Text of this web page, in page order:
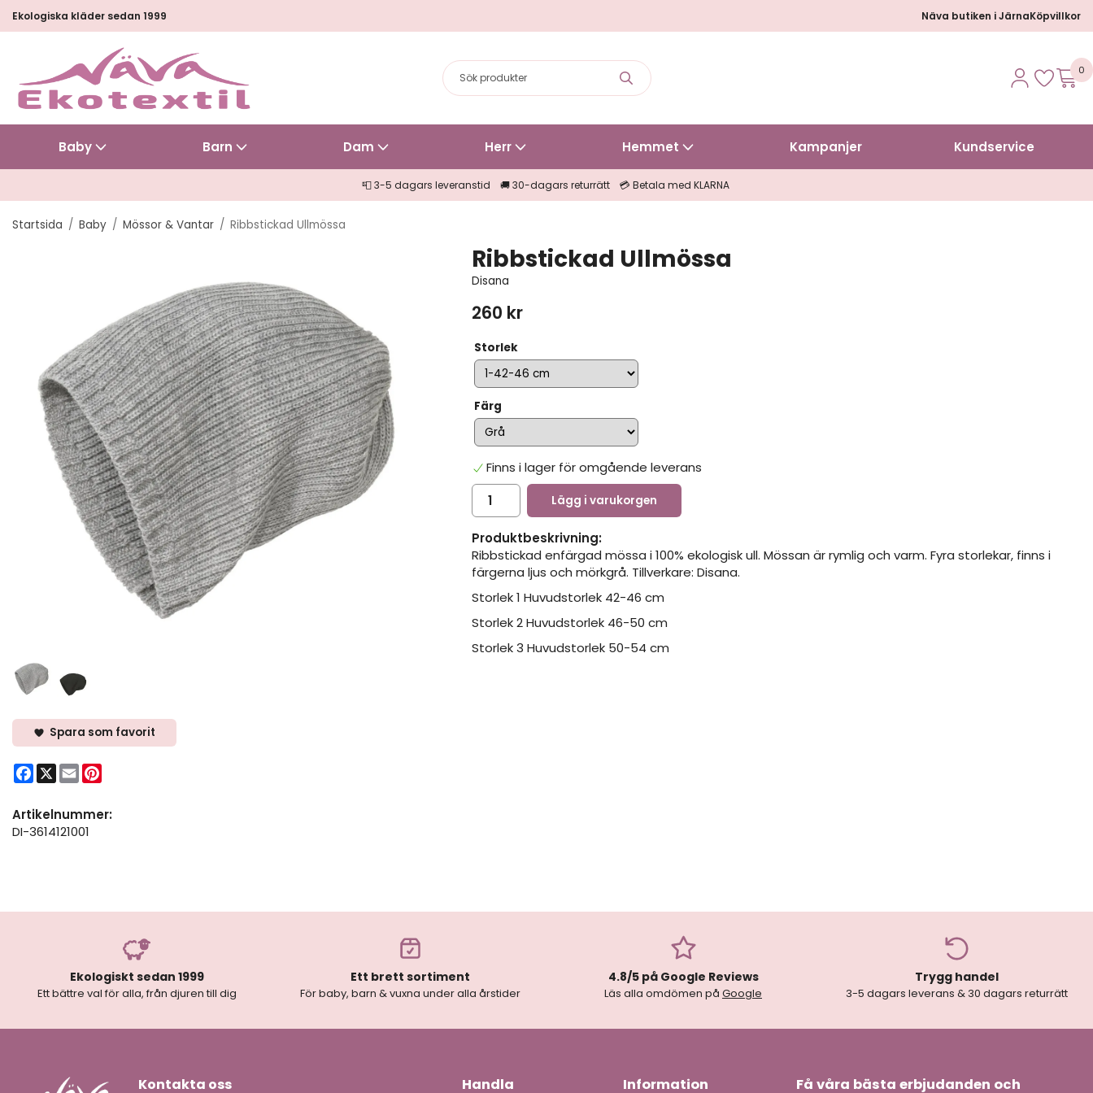
Ekologiska kläder sedan 1999 Näva butiken i JärnaKöpvillkor
0
Baby Barn Dam Herr Hemmet Kampanjer Kundservice
📮 3-5 dagars leveranstid 🚚 30-dagars returrätt 💳 Betala med KLARNA
Startsida / Baby / Mössor & Vantar / Ribbstickad Ullmössa
Spara som favorit
Facebook
X Email
Artikelnummer:
DI-3614121001
Ribbstickad Ullmössa
Disana
260 kr
Storlek
Färg
Finns i lager för omgående leverans
Lägg i varukorgen
Produktbeskrivning:
Ribbstickad enfärgad mössa i 100% ekologisk ull. Mössan är rymlig och varm. Fyra storlekar, finns i
färgerna ljus och mörkgrå. Tillverkare: Disana.
Storlek 1 Huvudstorlek 42-46 cm
Storlek 2 Huvudstorlek 46-50 cm
Storlek 3 Huvudstorlek 50-54 cm
Ekologiskt sedan 1999
Ett bättre val för alla, från djuren till dig
Ett brett sortiment
För baby, barn & vuxna under alla årstider
4.8/5 på Google Reviews
Läs alla omdömen på Google
Trygg handel
3-5 dagars leverans & 30 dagars returrätt
Kontakta oss Handla Information Få våra bästa erbjudanden och